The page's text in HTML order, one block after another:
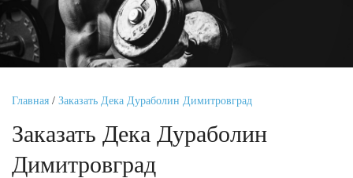
Главная / Заказать Дека Дураболин Димитровград
Заказать Дека Дураболин
Димитровград